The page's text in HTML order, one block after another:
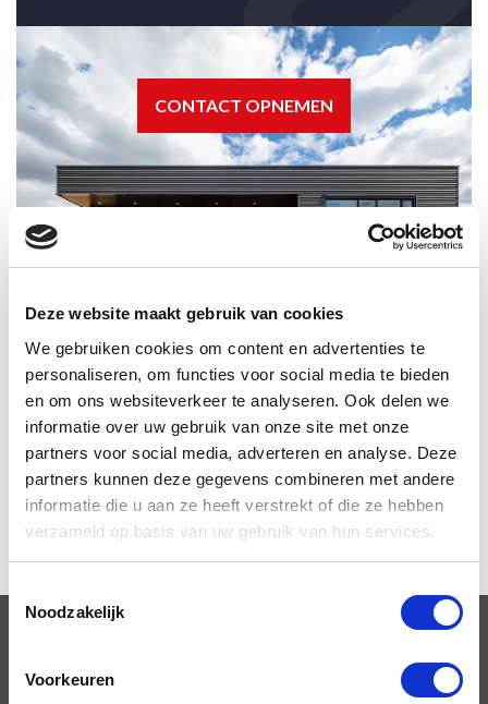
Deze website maakt gebruik van cookies
We gebruiken cookies om content en advertenties te
personaliseren, om functies voor social media te bieden
en om ons websiteverkeer te analyseren. Ook delen we
informatie over uw gebruik van onze site met onze
partners voor social media, adverteren en analyse. Deze
partners kunnen deze gegevens combineren met andere
informatie die u aan ze heeft verstrekt of die ze hebben
verzameld op basis van uw gebruik van hun services.
Noodzakelijk
Voorkeuren
CONTACT OPNEMEN
Lieverdirect
contact?
+31 (0)43 39 00 939